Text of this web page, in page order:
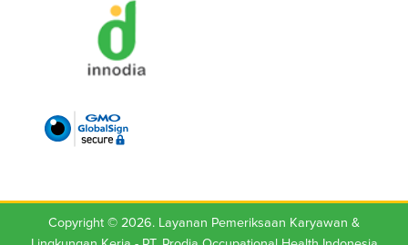
Copyright © 2026. Layanan Pemeriksaan Karyawan &